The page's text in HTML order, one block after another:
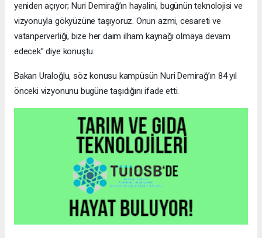
yeniden açıyor; Nuri Demirağ’ın hayalini, bugünün teknolojisi ve
vizyonuyla gökyüzüne taşıyoruz. Onun azmi, cesareti ve
vatanperverliği, bize her daim ilham kaynağı olmaya devam
edecek” diye konuştu.
Bakan Uraloğlu, söz konusu kampüsün Nuri Demirağ’ın 84 yıl
önceki vizyonunu bugüne taşıdığını ifade etti.